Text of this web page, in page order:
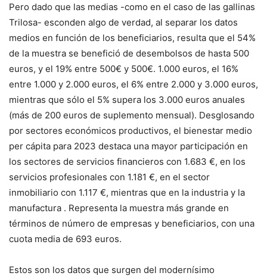
Pero dado que las medias -como en el caso de las gallinas
Trilosa- esconden algo de verdad, al separar los datos
medios en función de los beneficiarios, resulta que el 54%
de la muestra se benefició de desembolsos de hasta 500
euros, y el 19% entre 500€ y 500€. 1.000 euros, el 16%
entre 1.000 y 2.000 euros, el 6% entre 2.000 y 3.000 euros,
mientras que sólo el 5% supera los 3.000 euros anuales
(más de 200 euros de suplemento mensual). Desglosando
por sectores económicos productivos, el bienestar medio
per cápita para 2023 destaca una mayor participación en
los sectores de servicios financieros con 1.683 €, en los
servicios profesionales con 1.181 €, en el sector
inmobiliario con 1.117 €, mientras que en la industria y la
manufactura . Representa la muestra más grande en
términos de número de empresas y beneficiarios, con una
cuota media de 693 euros.
Estos son los datos que surgen del modernísimo